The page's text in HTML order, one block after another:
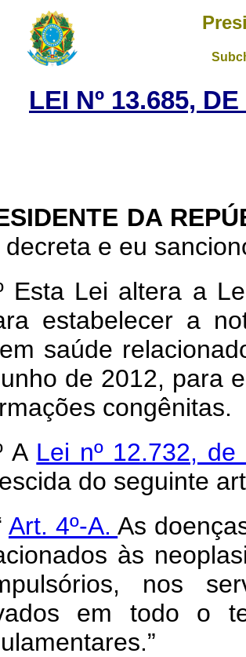
LEI Nº 13.685,
DA
decreta e eu
Esta Lei altera a
estabelecer a
saúde
de 2012, para
congênitas.
A Lei nº 12.732,
do seguinte
Art. 4º-A.As
às
nos
em todo o